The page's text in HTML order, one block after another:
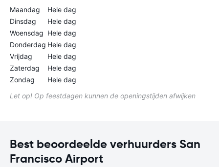
Maandag
Hele dag
Dinsdag
Hele dag
Woensdag Hele dag
Donderdag Hele dag
Vrijdag
Hele dag
Zaterdag
Hele dag
Zondag
Hele dag
Let op! Op feestdagen kunnen de openingstijden afwijken
Best beoordeelde verhuurders San
Francisco Airport